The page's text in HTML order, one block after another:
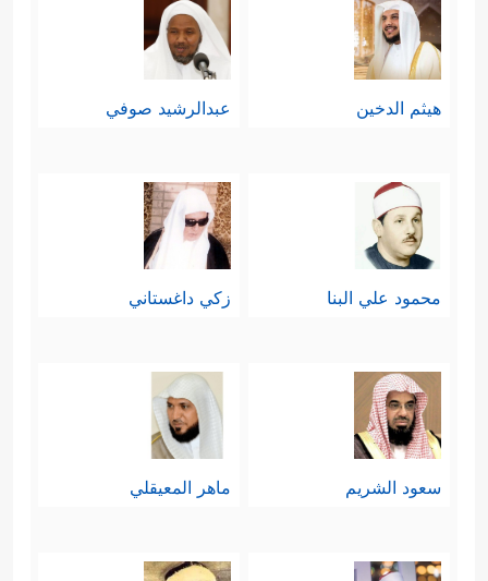
هيثم الدخين عبدالرشيد صوفي
محمود علي البنا زكي داغستاني
سعود الشريم ماهر المعيقلي